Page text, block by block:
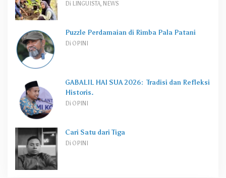
Di LINGUISTA, NEWS
Puzzle Perdamaian di Rimba Pala Patani
Di OPINI
GABALIL HAI SUA 2026: Tradisi dan Refleksi
Historis.
Di OPINI
Cari Satu dari Tiga
Di OPINI